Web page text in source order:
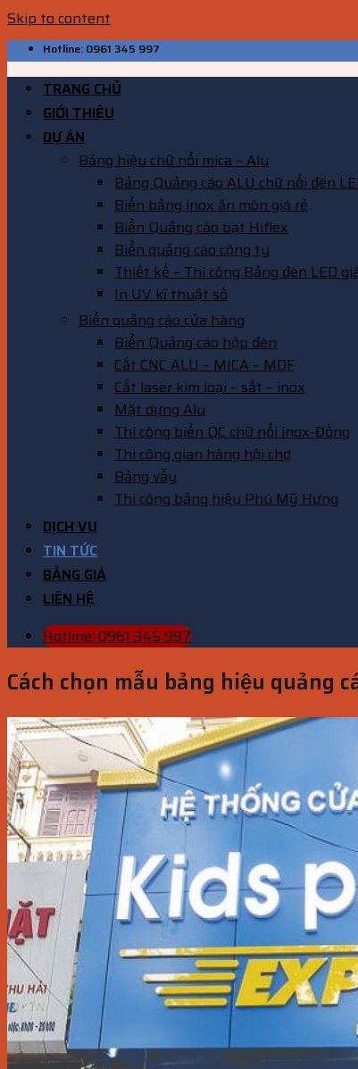
Skip to content
Hotline: 0961 345 997
TRANG CHỦ
GIỚI THIỆU
DỰ ÁN
Bảng hiệu chữ nổi mica – Alu
Bảng Quảng cáo ALU chữ nổi đèn
Biển bảng inox ăn mòn giá rẻ
Biển Quảng cáo bạt Hiflex
Biển quảng cáo công ty
Thiết kế – Thi công Bảng đèn LED
In UV kĩ thuật số
Biển quảng cáo cửa hàng
Biển Quảng cáo hộp đèn
Cắt CNC ALU – MICA – MDF
Cắt laser kim loại – sắt – inox
Mặt dựng Alu
Thi công biển QC chữ nổi inox-Đồng
Thi công gian hàng hội chợ
Bảng vẫy
Thi công bảng hiệu Phú Mỹ Hưng
DỊCH VỤ
TIN TỨC
BẢNG GIÁ
LIÊN HỆ
Hotline: 0961 345 997
Cách chọn mẫu bảng hiệu quảng